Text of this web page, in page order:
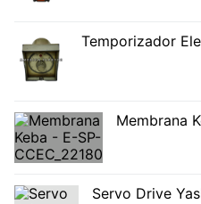
Temporizador
Membrana
Servo Drive